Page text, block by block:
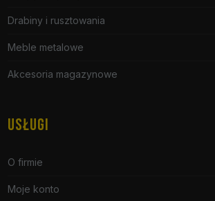
Drabiny i rusztowania
Meble metalowe
Akcesoria magazynowe
USŁUGI
O firmie
Moje konto